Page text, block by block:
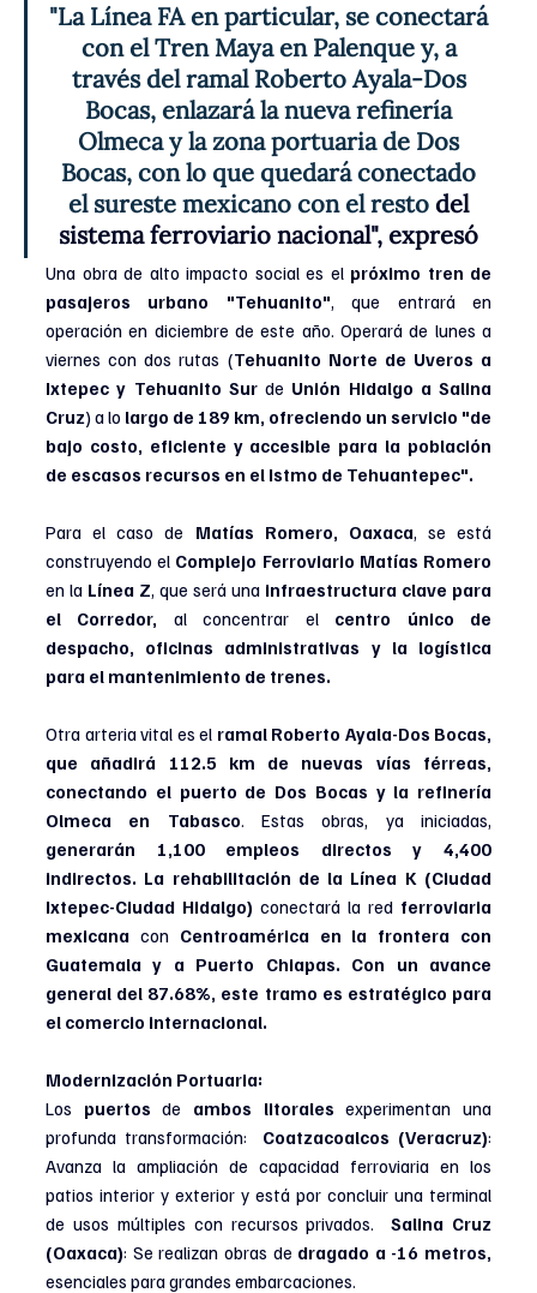
"La Línea FA en particular, se conectará
con el Tren Maya en Palenque y, a
través del ramal Roberto Ayala-Dos
Bocas, enlazará la nueva refinería
Olmeca y la zona portuaria de Dos
Bocas, con lo que quedará conectado
el sureste mexicano con el resto del
sistema ferroviario nacional", expresó
Una obra de alto impacto social es el próximo tren de
pasajeros urbano "Tehuanito", que entrará en
operación en diciembre de este año. Operará de lunes a
viernes con dos rutas (Tehuanito Norte de Uveros a
Ixtepec y Tehuanito Sur de Unión Hidalgo a Salina
Cruz) a lo largo de 189 km, ofreciendo un servicio "de
bajo costo, eficiente y accesible para la población
de escasos recursos en el Istmo de Tehuantepec".
Para el caso de Matías Romero, Oaxaca, se está
construyendo el
en la Línea Z, que será una infraestructura clave para
el Corredor, al concentrar el centro único de
despacho, oficinas administrativas y la logística
para el mantenimiento de trenes.
Otra arteria vital es el ramal Roberto Ayala-Dos Bocas,
que añadirá 112.5 km de nuevas vías férreas,
conectando el puerto de Dos Bocas y la refinería
Olmeca en Tabasco
generarán 1,100 empleos directos y 4,400
indirectos. La rehabilitación de la Línea K (Ciudad
Ixtepec-Ciudad Hidalgo) conectará la red ferroviaria
mexicana con Centroamérica en la frontera con
Guatemala y a Puerto Chiapas. Con un avance
general del 87.68%, este tramo es estratégico para
el comercio internacional.
Modernización Portuaria:
Los puertos de ambos litorales experimentan una
profunda transformación: Coatzacoalcos (Veracruz):
Avanza la ampliación de capacidad ferroviaria en los
patios interior y exterior y está por concluir una terminal
de usos múltiples con recursos privados. Salina Cruz
(Oaxaca): Se realizan obras de dragado a -16 metros,
esenciales para grandes embarcaciones.